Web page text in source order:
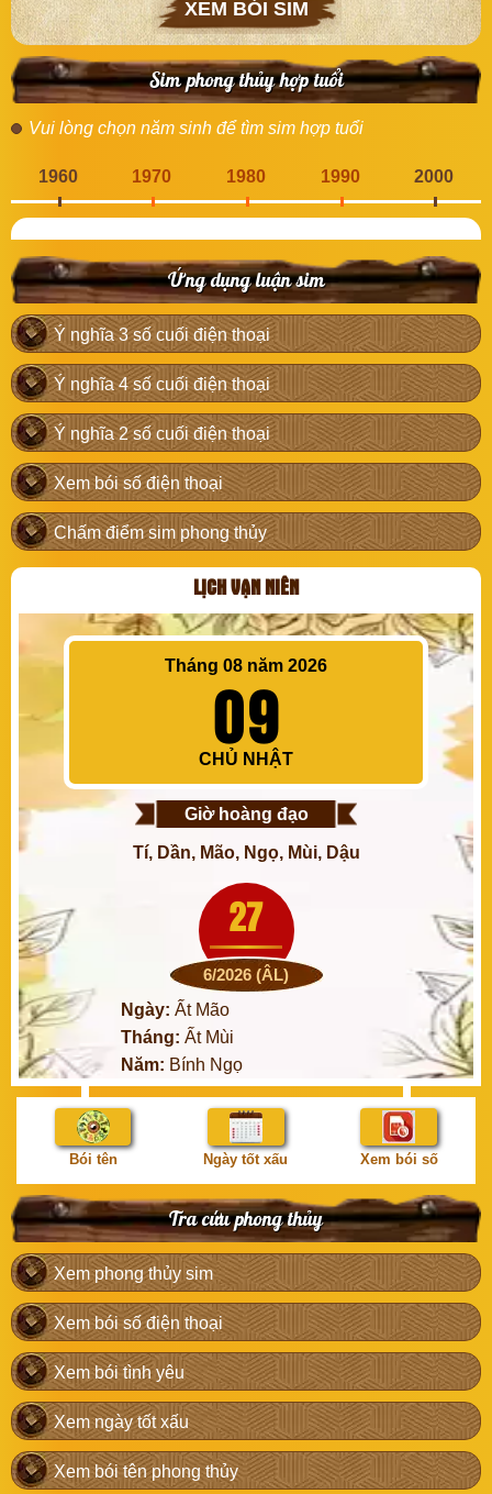
XEM BÓI SIM
Sim phong thủy hợp tuổi
Vui lòng chọn năm sinh để tìm sim hợp tuổi
1960 1970 1980 1990 2000
Ứng dụng luận sim
Ý nghĩa 3 số cuối điện thoại
Ý nghĩa 4 số cuối điện thoại
Ý nghĩa 2 số cuối điện thoại
Xem bói số điện thoại
Chấm điểm sim phong thủy
LỊCH VẠN NIÊN
Tháng 08 năm 2026
09
CHỦ NHẬT
Giờ hoàng đạo
Tí, Dần, Mão, Ngọ, Mùi, Dậu
27
6/2026 (ÂL)
Ngày:Ất Mão
Tháng:Ất Mùi
Năm: Bính Ngọ
Bói tên Ngày tốt xấu Xem bói số
Tra cứu phong thủy
Xem phong thủy sim
Xem bói số điện thoại
Xem bói tình yêu
Xem ngày tốt xấu
Xem bói tên phong thủy